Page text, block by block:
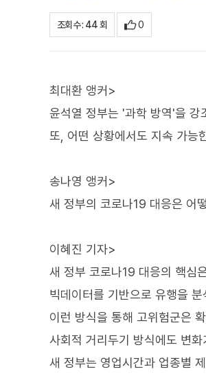
조회수 : 44 회 0
최대환 앵커>
윤석열 정부는 '과학 방역'을 강
또, 어떤 상황에서도 지속 가능
송나영 앵커>
새 정부의 코로나19 대응은 어
이혜진 기자>
새 정부 코로나19 대응의 핵심
빅데이터를 기반으로 유행을
이런 방식을 통해 고위험군은
사회적 거리두기 방식에도 변
새 정부는 영업시간과 업종별